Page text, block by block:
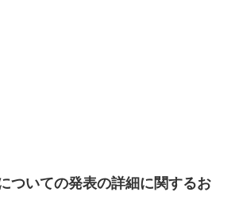
ついての発表の詳細に関するお